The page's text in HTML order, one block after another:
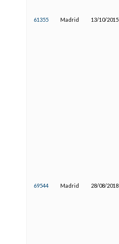
61355 Madrid 13/10/2015
69544 Madrid 28/08/2018